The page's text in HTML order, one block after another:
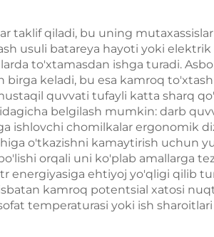
taklif qiladi, bu uning
usuli batareya hayoti yoki
to'xtamasdan ishga turadi.
keladi, bu esa kamroq
quvvati tufayli katta sharq
belgilash mumkin: darb
ishlovchi chomilkalar ergonomik
o'tkazishni kamaytirish uchun
orqali uni ko'plab amallarga
energiyasiga ehtiyoj yo'qligi qilib
kamroq potentsial xatosi
temperaturasi yoki ish